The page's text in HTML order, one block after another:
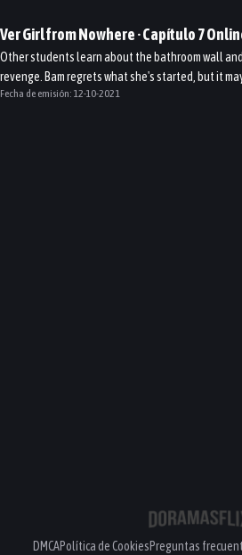
VerGirl from Nowhere· Capítulo7
Other students learn about the bathroom wall
revenge. Bam regrets what she's started, but it
Fecha de emisión: 12-10-2021
DMCAPolítica de CookiesPreguntas